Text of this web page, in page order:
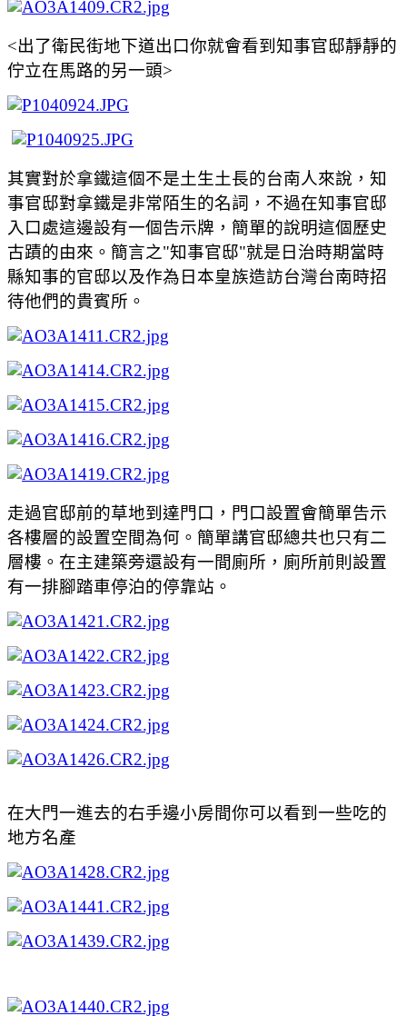
<出了衛民街地下道出口你就會看到知事官邸靜靜的
佇立在馬路的另一頭>
其實對於拿鐵這個不是土生土長的台南人來說，知
事官邸對拿鐵是非常陌生的名詞，不過在知事官邸
入口處這邊設有一個告示牌，簡單的說明這個歷史
古蹟的由來。簡言之"知事官邸"就是日治時期當時
縣知事的官邸以及作為日本皇族造訪台灣台南時招
待他們的貴賓所。
走過官邸前的草地到達門口，門口設置會簡單告示
各樓層的設置空間為何。簡單講官邸總共也只有二
層樓。在主建築旁還設有一間廁所，廁所前則設置
有一排腳踏車停泊的停靠站。
在大門一進去的右手邊小房間你可以看到一些吃的
地方名產